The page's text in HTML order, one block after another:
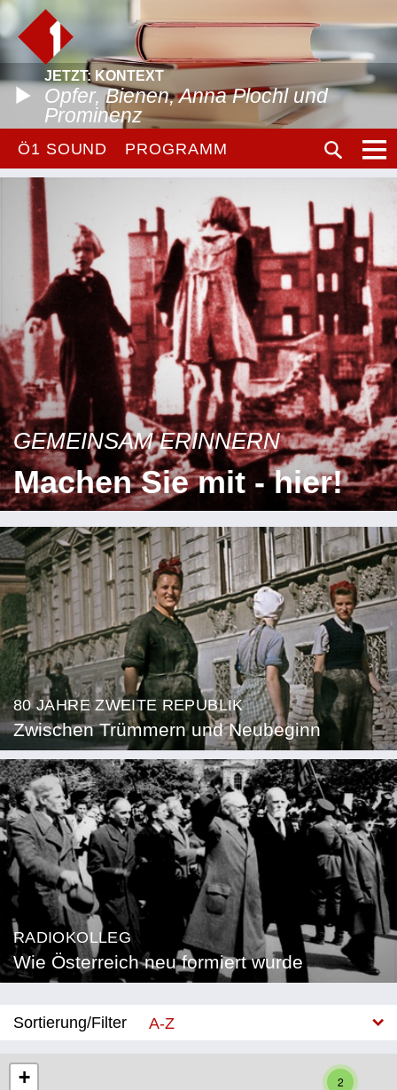
JETZT: KONTEXT
Opfer, Bienen, Anna Plochl und
Prominenz
Ö1 SOUND PROGRAMM
GEMEINSAM ERINNERN
Machen Sie mit - hier!
80 JAHRE ZWEITE REPUBLIK
Zwischen Trümmern und Neubeginn
RADIOKOLLEG
Wie Österreich neu formiert wurde
Sortierung/Filter
A-Z
2
+